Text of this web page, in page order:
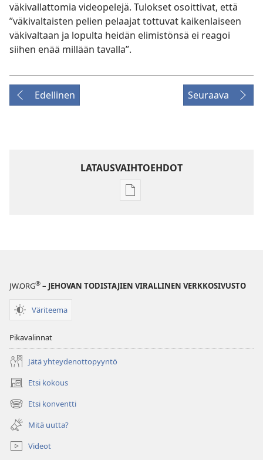
väkivallattomia videopelejä. Tulokset osoittivat, että
”väkivaltaisten pelien pelaajat tottuvat kaikenlaiseen
väkivaltaan ja lopulta heidän elimistönsä ei reagoi
siihen enää millään tavalla”.
Edellinen Seuraava
LATAUSVAIHTOEHDOT
Julkaisujen
JW.ORG® – JEHOVAN TODISTAJIEN VIRALLINEN VERKKOSIVUSTO
Väriteema
Pikavalinnat
Jätä yhteydenottopyyntö
Etsi kokous
(avaa
uuden
ikkunan)
Etsi konventti
(avaa
uuden
ikkunan)
Mitä uutta?
Videot